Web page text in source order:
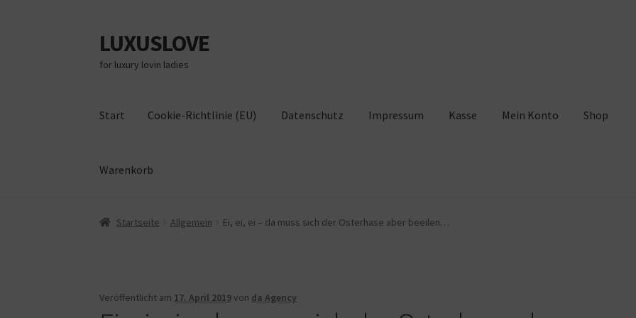
Zur
Navigation
springen
Zum
Inhalt
springen
LUXUSLOVE
for luxury lovin ladies
Start Cookie-Richtlinie (EU) Datenschutz Impressum Kasse Mein Konto Shop
Warenkorb
Start Cookie-Richtlinie (EU) Datenschutz Impressum Kasse Mein Konto
Startseite Allgemein Ei, ei, ei – da muss sich der Osterhase aber beeilen…
Veröffentlicht am 17. April 2019von da Agency